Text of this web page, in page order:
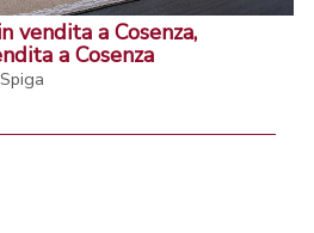
vendita a Cosenza,
a Cosenza